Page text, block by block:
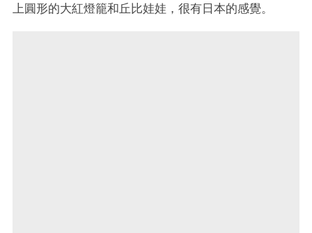
上圓形的大紅燈籠和丘比娃娃，很有日本的感覺。